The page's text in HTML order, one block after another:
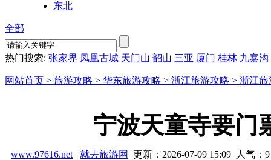
东北
全部
热门搜索: 张家界 凤凰古城 天门山 韶山 三亚 厦门 桂林 九寨沟
网站首页 > 旅游攻略 > 华东旅游攻略 > 浙江旅游攻略 > 浙江旅
宁波天童寺要门
www.97616.net 就去旅游网 更新：2026-07-09 15:09 人气： 9